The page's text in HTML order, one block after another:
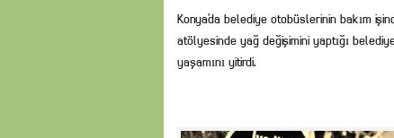
Konya’da belediye otobüslerinin bakım
atölyesinde yağ değişimini yaptığı
yaşamını yitirdi.